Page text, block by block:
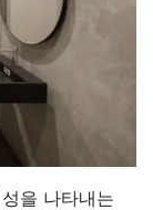
을 나타내는